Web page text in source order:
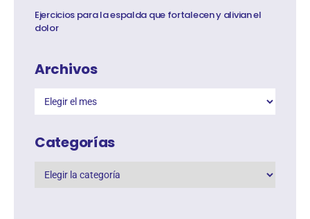
Ejercicios para la espalda que fortalecen y alivian el
dolor
Archivos
Categorías